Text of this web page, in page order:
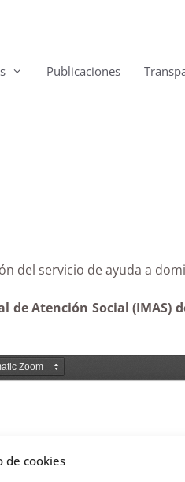
de cookies
Publicaciones
del servicio de
Atención Social (IMAS)